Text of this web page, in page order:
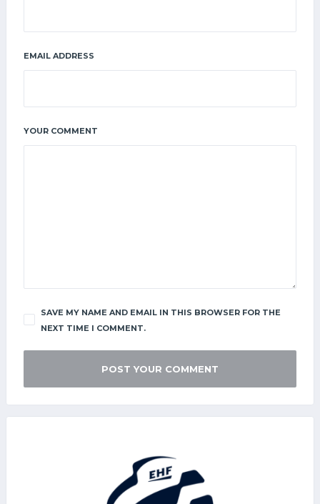
EMAIL ADDRESS
YOUR COMMENT
SAVE MY NAME AND EMAIL IN THIS BROWSER FOR THE
NEXT TIME I COMMENT.